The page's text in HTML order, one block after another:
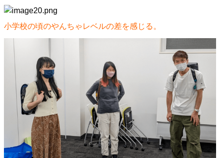
小学校の頃のやんちゃレベルの差を感じる。